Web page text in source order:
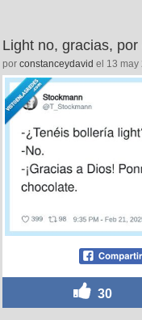
Light no, gracias,
por constanceydavid el 13 may
30